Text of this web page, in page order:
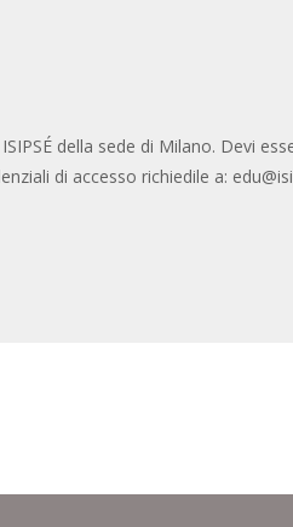
della sede di Milano. Devi
di accesso richiedile a: